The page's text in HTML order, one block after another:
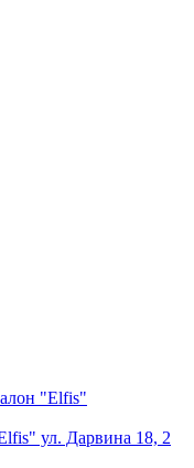
"Elfis"
ул. Дарвина 18, 2